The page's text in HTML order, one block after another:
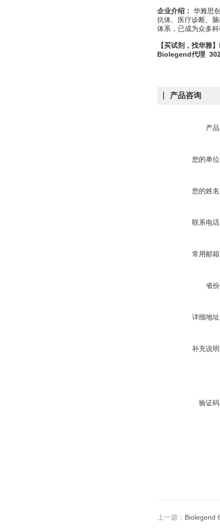
企业介绍： 华雅思
抗体、医疗诊断、
体系，已成为众多
【买试剂，找华
Biolegend代理
产品咨询
产
您的单
您的姓
联系电
常用邮
省
详细地
补充说
验证
上一篇： Biolegend